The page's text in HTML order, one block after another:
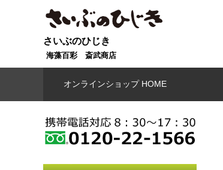
さいぶのひじき
海藻百彩 斎武商店
オンラインショップ HOME